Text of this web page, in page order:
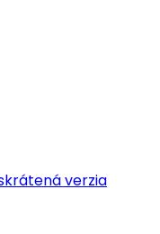
verzia